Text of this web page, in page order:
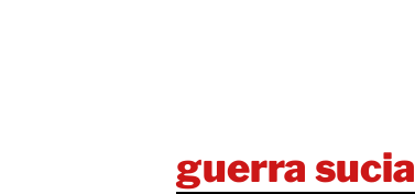
guerra sucia